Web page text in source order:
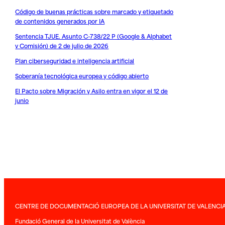
Código de buenas prácticas sobre marcado y etiquetado
de contenidos generados por IA
Sentencia TJUE. Asunto C-738/22 P (Google & Alphabet
v Comisión) de 2 de julio de 2026
Plan ciberseguridad e inteligencia artificial
Soberanía tecnológica europea y código abierto
El Pacto sobre Migración y Asilo entra en vigor el 12 de
junio
CENTRE DE DOCUMENTACIÓ EUROPEA DE LA UNIVERSITAT DE
Fundació General de la Universitat de València